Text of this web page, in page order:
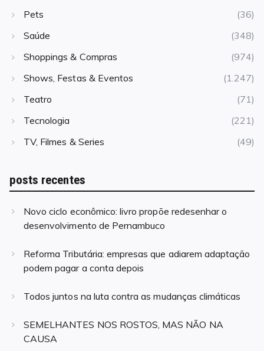
Pets
(36)
Saúde
(348)
Shoppings & Compras
(974)
Shows, Festas & Eventos
(1.247)
Teatro
(71)
Tecnologia
(221)
TV, Filmes & Series
(49)
posts recentes
Novo ciclo econômico: livro propõe redesenhar o
desenvolvimento de Pernambuco
Reforma Tributária: empresas que adiarem adaptação
podem pagar a conta depois
Todos juntos na luta contra as mudanças climáticas
SEMELHANTES NOS ROSTOS, MAS NÃO NA
CAUSA